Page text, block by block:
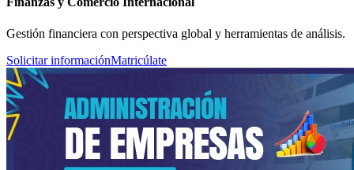
Gestión financiera con perspectiva global y herramientas de análisis.
Solicitar informaciónMatricúlate